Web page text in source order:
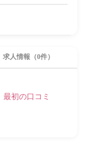
求人情報（0件）
最初の口コミ